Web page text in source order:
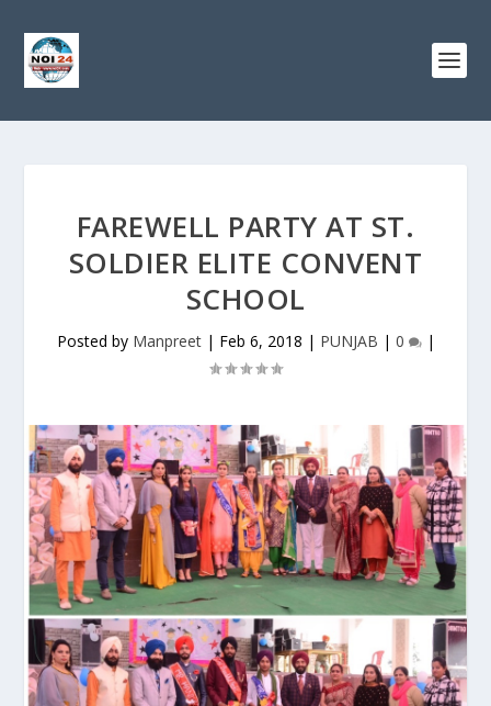
FAREWELL PARTY AT ST.
SOLDIER ELITE CONVENT
SCHOOL
Posted by Manpreet| Feb 6, 2018 | PUNJAB | 0 |